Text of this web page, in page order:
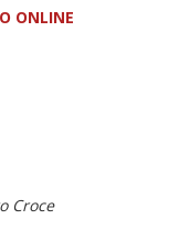
ONLINE
Croce